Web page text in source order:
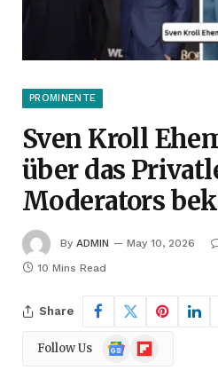
PROMINENTE
Sven Kroll
über das
Moderators
By ADMIN May 10, 2026
10 Mins Read
Share
Follow Us
Google
News
Flipboard